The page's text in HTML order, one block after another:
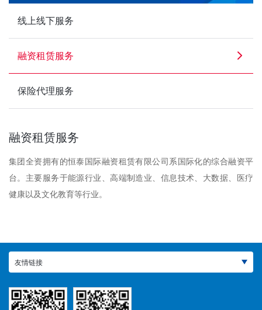
线上线下服务
融资租赁服务
保险代理服务
融资租赁服务
集团全资拥有的恒泰国际融资租赁有限公司系国际化的综合融资平
台。主要服务于能源行业、高端制造业、信息技术、大数据、医疗
健康以及文化教育等行业。
友情链接